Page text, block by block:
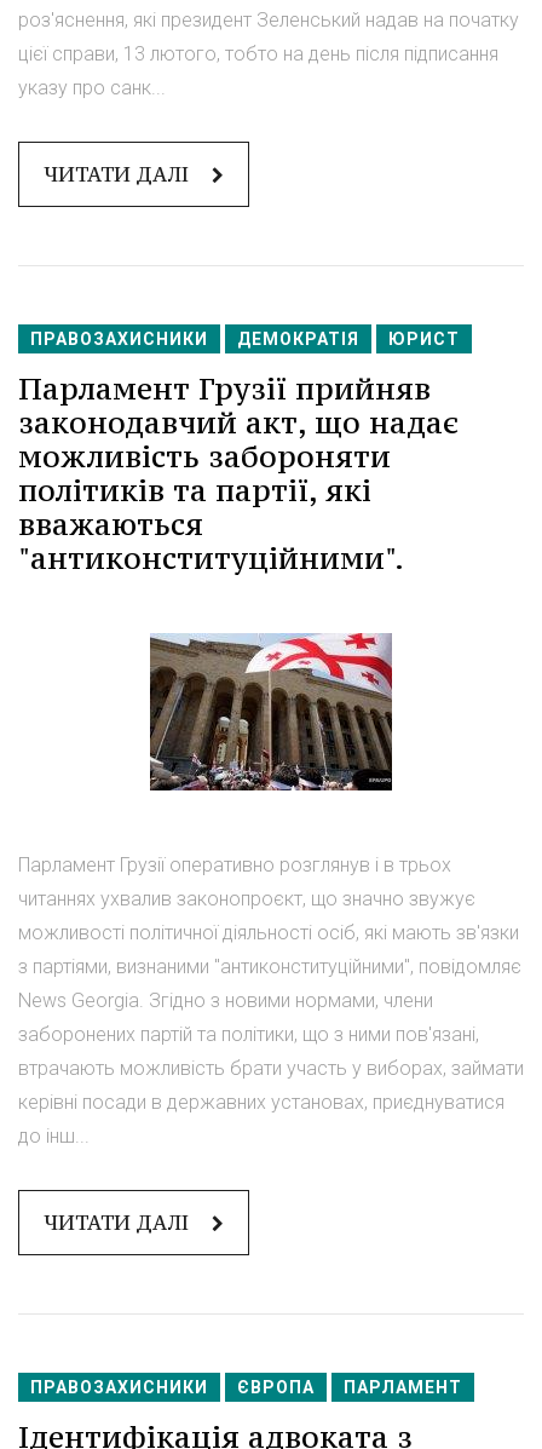
роз'яснення, які президент Зеленський надав на початку
цієї справи, 13 лютого, тобто на день після підписання
указу про санк...
ЧИТАТИ ДАЛІ
ПРАВОЗАХИСНИКИ ДЕМОКРАТІЯ ЮРИСТ
Парламент Грузії прийняв
законодавчий акт, що надає
можливість забороняти
політиків та партії, які
вважаються
"антиконституційними".
Парламент Грузії оперативно розглянув і в трьох
читаннях ухвалив законопроєкт, що значно звужує
можливості політичної діяльності осіб, які мають зв'язки
з партіями, визнаними "антиконституційними", повідомляє
News Georgia. Згідно з новими нормами, члени
заборонених партій та політики, що з ними пов'язані,
втрачають можливість брати участь у виборах, займати
керівні посади в державних установах, приєднуватися
до інш...
ЧИТАТИ ДАЛІ
ПРАВОЗАХИСНИКИ ЄВРОПА ПАРЛАМЕНТ
Ідентифікація адвоката з